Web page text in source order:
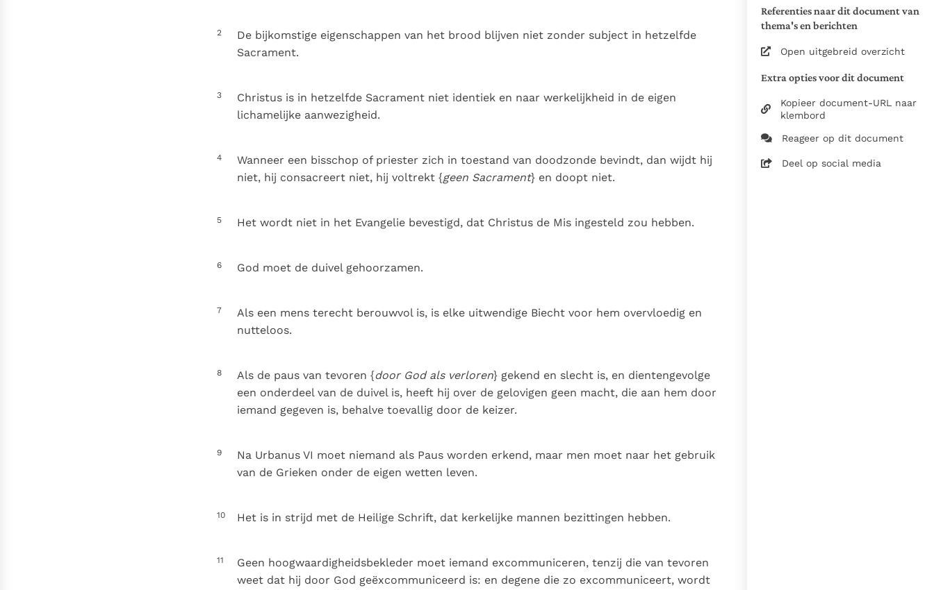
liefde, niet door
mystieke
noodzaak om "naar het
Vert. uit het Latijn
van de documenten
2017
Lucas Verlinden,
Bram Witvliet
14-12-2022
Referenties naar dit document van
thema's en berichten
Open uitgebreid overzicht
Extra opties voor dit document
Kopieer document-URL naar
klembord
Reageer op dit document
Deel op social media
2
De bijkomstige eigenschappen van het brood blijven niet zonder subject in hetzelfde
Sacrament.
3
Christus is in hetzelfde Sacrament niet identiek en naar werkelijkheid in de eigen
lichamelijke aanwezigheid.
4
Wanneer een bisschop of priester zich in toestand van doodzonde bevindt, dan wijdt hij
niet, hij consacreert niet, hij voltrekt {geen Sacrament} en doopt niet.
5 Het wordt niet in het Evangelie bevestigd, dat Christus de Mis ingesteld zou hebben.
6 God moet de duivel gehoorzamen.
7
Als een mens terecht berouwvol is, is elke uitwendige Biecht voor hem overvloedig en
nutteloos.
8 Als de paus van tevoren {door God als verloren} gekend en slecht is, en dientengevolge
een onderdeel van de duivel is, heeft hij over de gelovigen geen macht, die aan hem door
iemand gegeven is, behalve toevallig door de keizer.
9
Na Urbanus VI moet niemand als Paus worden erkend, maar men moet naar het gebruik
van de Grieken onder de eigen wetten leven.
10 Het is in strijd met de Heilige Schrift, dat kerkelijke mannen bezittingen hebben.
11
Geen hoogwaardigheidsbekleder moet iemand excommuniceren, tenzij die van tevoren
weet dat hij door God geëxcommuniceerd is: en degene die zo excommuniceert, wordt